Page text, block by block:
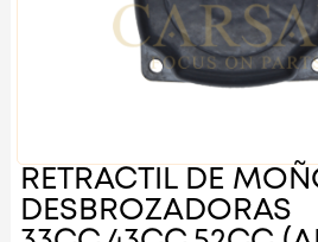
RETRACTIL DE
DESBROZADORAS